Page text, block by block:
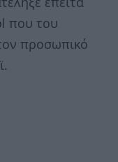
που του
προσωπικό